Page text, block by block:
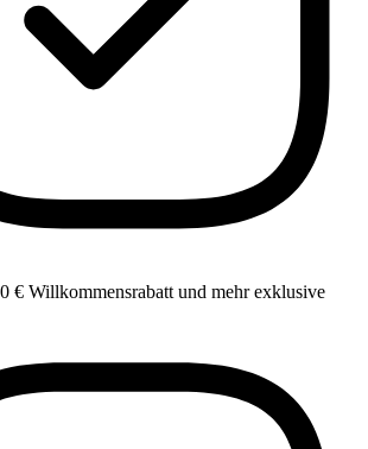
€ Willkommensrabatt und mehr exklusive